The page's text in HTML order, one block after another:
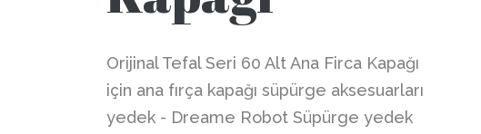
Orijinal Tefal Seri 60 Alt Ana Firca Kapağı
için ana fırça kapağı süpürge aksesuarları
yedek - Dreame Robot Süpürge yedek